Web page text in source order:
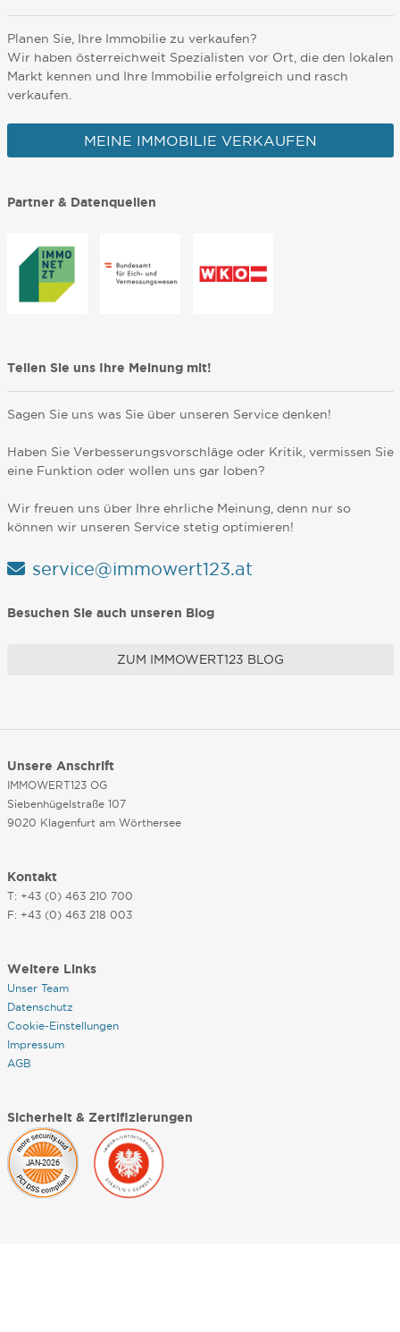
Planen Sie, Ihre Immobilie zu verkaufen?
Wir haben österreichweit Spezialisten vor Ort, die den lokalen
Markt kennen und Ihre Immobilie erfolgreich und rasch
verkaufen.
MEINE IMMOBILIE VERKAUFEN
Partner & Datenquellen
Teilen Sie uns Ihre Meinung mit!
Sagen Sie uns was Sie über unseren Service denken!
Haben Sie Verbesserungsvorschläge oder Kritik, vermissen Sie
eine Funktion oder wollen uns gar loben?
Wir freuen uns über Ihre ehrliche Meinung, denn nur so
können wir unseren Service stetig optimieren!
service@immowert123.at
Besuchen Sie auch unseren Blog
ZUM IMMOWERT123 BLOG
Unsere Anschrift
IMMOWERT123 OG
Siebenhügelstraße 107
9020 Klagenfurt am Wörthersee
Kontakt
T: +43 (0) 463 210 700
F: +43 (0) 463 218 003
Weitere Links
Unser Team
Datenschutz
Cookie-Einstellungen
Impressum
AGB
Sicherheit & Zertifizierungen